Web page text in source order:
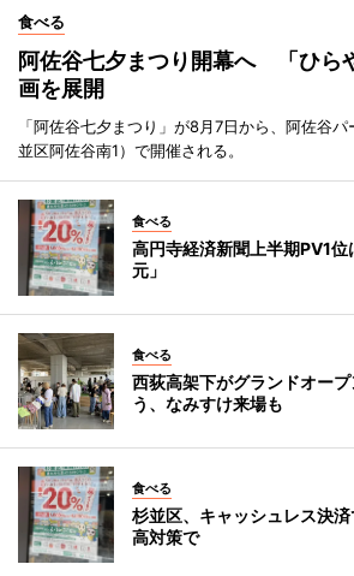
食べる
阿佐谷七夕まつり開幕へ 「ひら
画を展開
「阿佐谷七夕まつり」が8月7日から、阿佐谷
並区阿佐谷南1）で開催される。
食べる
高円寺経済新聞上半期PV1
元」
食べる
西荻高架下がグランドオー
う、なみすけ来場も
食べる
杉並区、キャッシュレス決
高対策で